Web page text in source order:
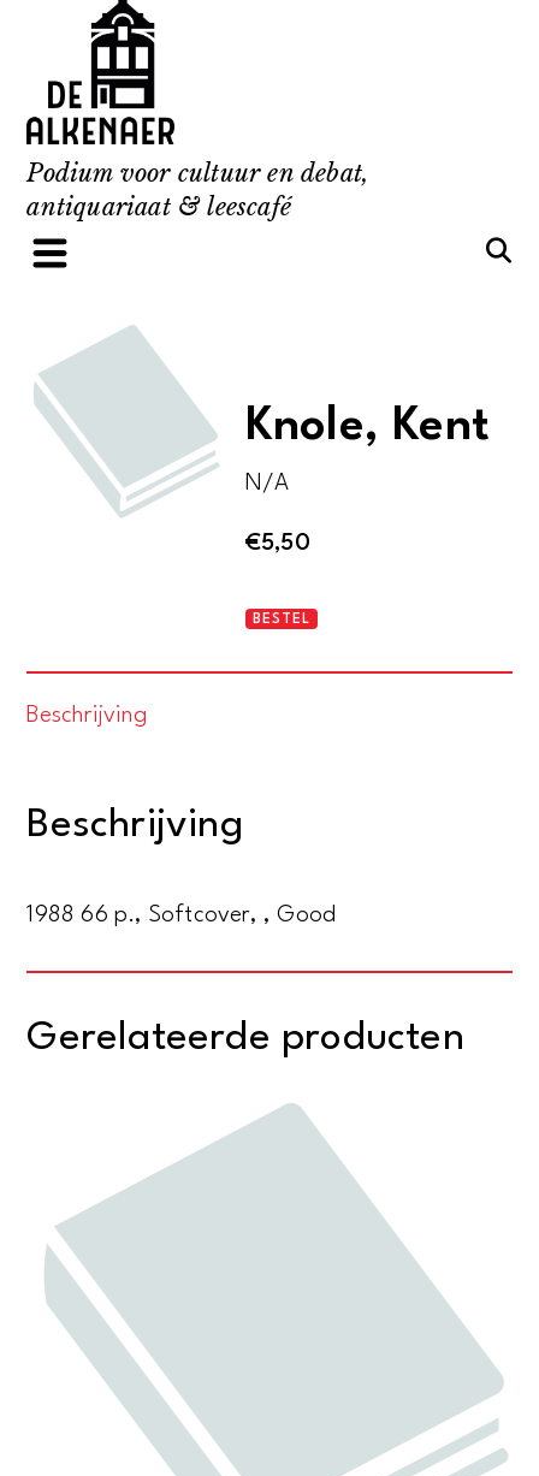
content
Podium voor cultuur en debat,
antiquariaat & leescafé
Knole, Kent
N/A
€5,50
Knole,
BESTEL
Beschrijving
Beschrijving
1988 66 p., Softcover, , Good
Gerelateerde producten